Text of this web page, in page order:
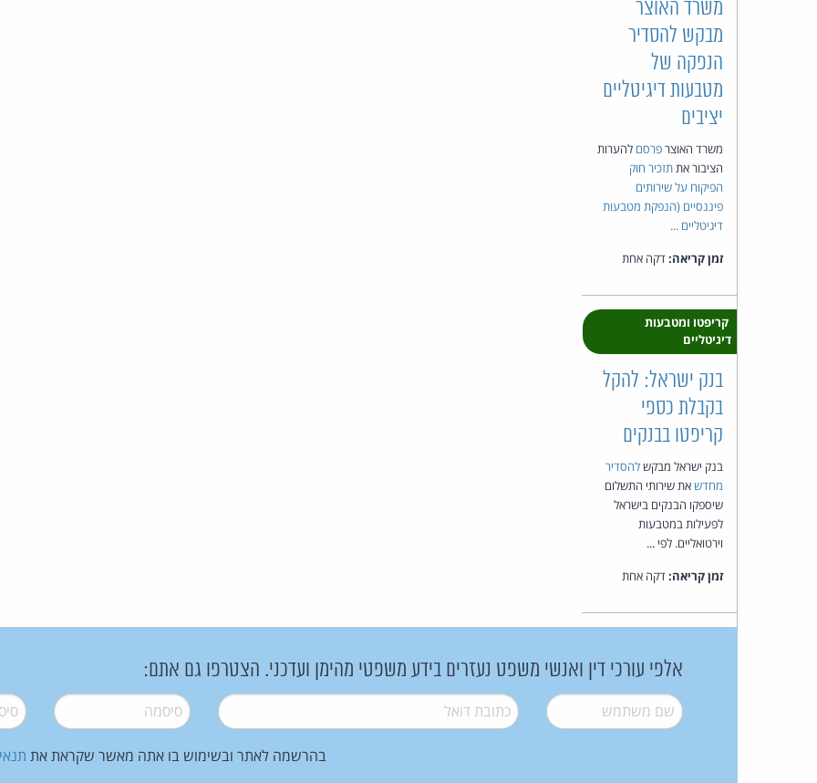
משרד האוצר
מבקש להסדיר
הנפקה של
מטבעות דיגיטליים
יציבים
משרד האוצרפרסם להערות
הציבור אתתזכיר חוק
הפיקוח על שירותים
פיננסיים (הנפקת מטבעות
דיגיטליים ...
זמן קריאה:דקה אחת
קריפטו ומטבעות
דיגיטליים
בנק ישראל: להקל
בקבלת כספי
קריפטו בבנקים
בנק ישראל מבקשלהסדיר
מחדשאת שירותי התשלום
שיספקו הבנקים בישראל
לפעילות במטבעות
וירטואליים. לפי ...
זמן קריאה:דקה אחת
אלפי עורכי דין ואנשי משפט נעזרים בידע משפטי מהימן ועדכני. הצטרפו גם אתם:
שם משתמש* דואל* סיסמה*
בהרשמה לאתר ובשימוש בו אתה מאשר שקראת את